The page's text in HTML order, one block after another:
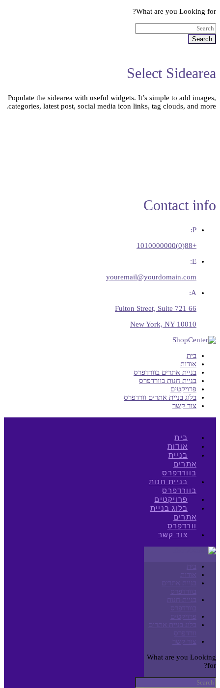
What are you Looking for?
Search
Select Sidearea
Populate the sidearea with useful widgets. It’s simple to add images,
categories, latest post, social media icon links, tag clouds, and more.
Contact info
P:
+88(0)1010000000
E:
youremail@yourdomain.com
A:
66 Fulton Street, Suite 721
New York, NY 10010
בית
אודות
בניית אתרים בוורדפרס
בניית חנות בוורדפרס
פרויקטים
בלוג בניית אתרים וורדפרס
צור קשר
בית
אודות
בניית
אתרים
בוורדפרס
בניית חנות
בוורדפרס
פרויקטים
בלוג בניית
אתרים
וורדפרס
צור קשר
בית
אודות
בניית אתרים
בוורדפרס
בניית חנות
בוורדפרס
פרויקטים
בלוג בניית אתרים
וורדפרס
צור קשר
What are you Looking
for?